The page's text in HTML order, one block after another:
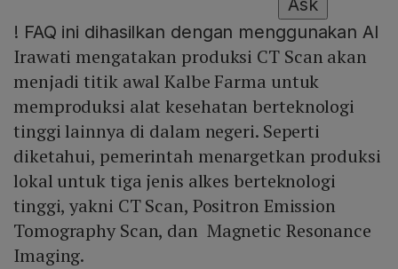
Ask
! FAQ ini dihasilkan dengan menggunakan AI
Irawati mengatakan produksi CT Scan akan
menjadi titik awal Kalbe Farma untuk
memproduksi alat kesehatan berteknologi
tinggi lainnya di dalam negeri. Seperti
diketahui, pemerintah menargetkan produksi
lokal untuk tiga jenis alkes berteknologi
tinggi, yakni CT Scan, Positron Emission
Tomography Scan, dan Magnetic Resonance
Imaging.